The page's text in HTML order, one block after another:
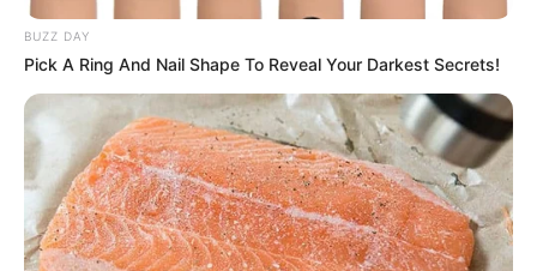
BUZZ DAY
Pick A Ring And Nail Shape To Reveal Your Darkest Secrets!